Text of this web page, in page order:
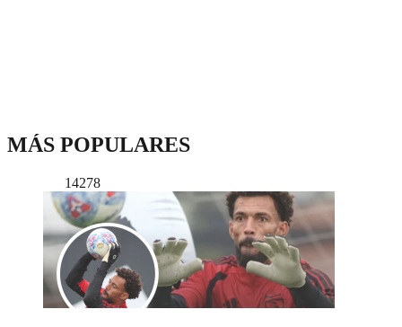
MÁS POPULARES
14278